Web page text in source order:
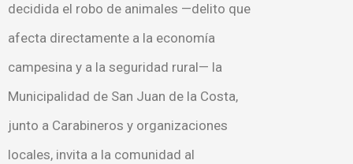
decidida el robo de animales —delito que
afecta directamente a la economía
campesina y a la seguridad rural— la
Municipalidad de San Juan de la Costa,
junto a Carabineros y organizaciones
locales, invita a la comunidad al